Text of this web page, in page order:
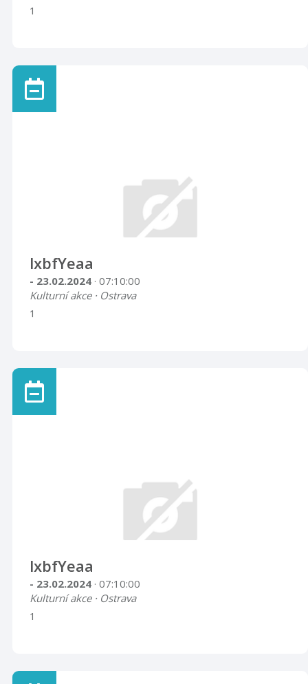
1
lxbfYeaa
- 23.02.2024 · 07:10:00
Kulturní akce · Ostrava
1
lxbfYeaa
- 23.02.2024 · 07:10:00
Kulturní akce · Ostrava
1